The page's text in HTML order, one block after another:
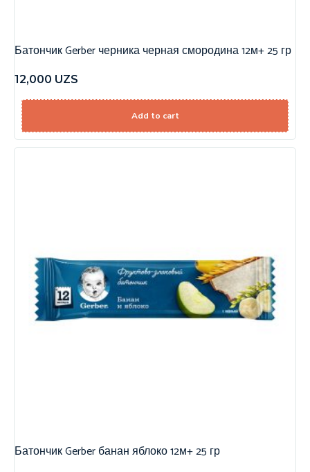
Батончик Gerber черника черная смородина 12м+ 25 гр
12,000 UZS
Add to cart
Батончик Gerber банан яблоко 12м+ 25 гр